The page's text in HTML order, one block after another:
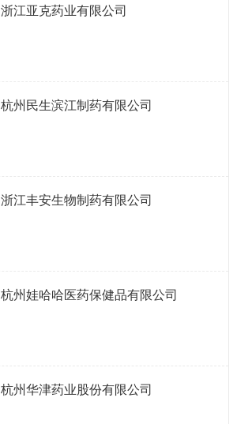
浙江亚克药业有限公司
杭州民生滨江制药有限公司
浙江丰安生物制药有限公司
杭州娃哈哈医药保健品有限公司
杭州华津药业股份有限公司